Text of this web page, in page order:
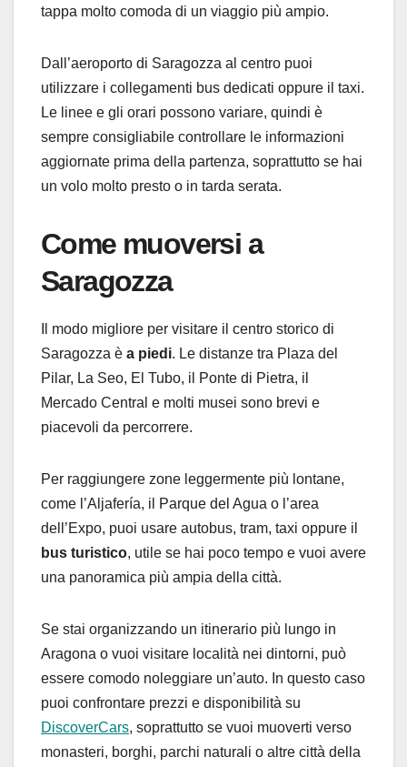
tappa molto comoda di un viaggio più ampio.
Dall’aeroporto di Saragozza al centro puoi
utilizzare i collegamenti bus dedicati oppure il taxi.
Le linee e gli orari possono variare, quindi è
sempre consigliabile controllare le informazioni
aggiornate prima della partenza, soprattutto se hai
un volo molto presto o in tarda serata.
Come muoversi a
Saragozza
Il modo migliore per visitare il centro storico di
Saragozza è a piedi. Le distanze tra Plaza del
Pilar, La Seo, El Tubo, il Ponte di Pietra, il
Mercado Central e molti musei sono brevi e
piacevoli da percorrere.
Per raggiungere zone leggermente più lontane,
come l’Aljafería, il Parque del Agua o l’area
dell’Expo, puoi usare autobus, tram, taxi oppure il
bus turistico, utile se hai poco tempo e vuoi avere
una panoramica più ampia della città.
Se stai organizzando un itinerario più lungo in
Aragona o vuoi visitare località nei dintorni, può
essere comodo noleggiare un’auto. In questo caso
puoi confrontare prezzi e disponibilità su
DiscoverCars, soprattutto se vuoi muoverti verso
monasteri, borghi, parchi naturali o altre città della